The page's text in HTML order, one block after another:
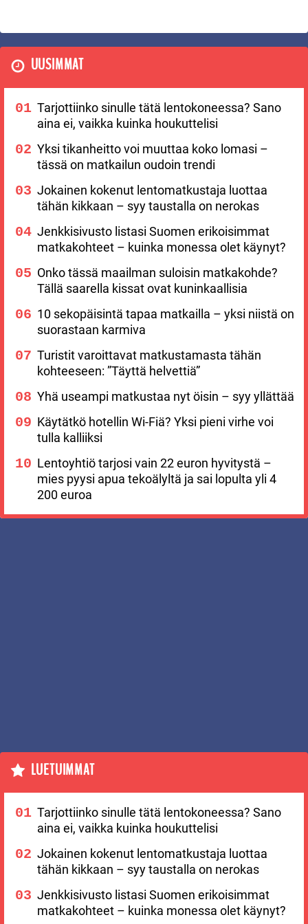
UUSIMMAT
Tarjottiinko sinulle tätä lentokoneessa? Sano
aina ei, vaikka kuinka houkuttelisi
Yksi tikanheitto voi muuttaa koko lomasi –
tässä on matkailun oudoin trendi
Jokainen kokenut lentomatkustaja luottaa
tähän kikkaan – syy taustalla on nerokas
Jenkkisivusto listasi Suomen erikoisimmat
matkakohteet – kuinka monessa olet käynyt?
Onko tässä maailman suloisin matkakohde?
Tällä saarella kissat ovat kuninkaallisia
10 sekopäisintä tapaa matkailla – yksi niistä on
suorastaan karmiva
Turistit varoittavat matkustamasta tähän
kohteeseen: ”Täyttä helvettiä”
Yhä useampi matkustaa nyt öisin – syy yllättää
Käytätkö hotellin Wi-Fiä? Yksi pieni virhe voi
tulla kalliiksi
Lentoyhtiö tarjosi vain 22 euron hyvitystä –
mies pyysi apua tekoälyltä ja sai lopulta yli 4
200 euroa
LUETUIMMAT
Tarjottiinko sinulle tätä lentokoneessa? Sano
aina ei, vaikka kuinka houkuttelisi
Jokainen kokenut lentomatkustaja luottaa
tähän kikkaan – syy taustalla on nerokas
Jenkkisivusto listasi Suomen erikoisimmat
matkakohteet – kuinka monessa olet käynyt?